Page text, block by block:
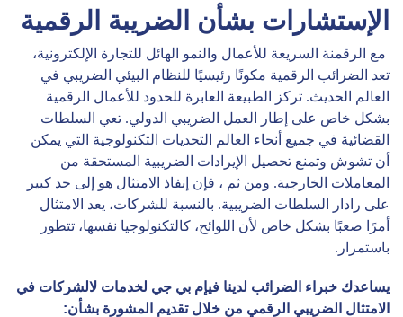
الإستشارات بشأن الضريبة الرقمية
مع الرقمنة السريعة للأعمال والنمو الهائل للتجارة الإلكترونية،
تعد الضرائب الرقمية مكونًا رئيسيًا للنظام البيئي الضريبي في
العالم الحديث. تركز الطبيعة العابرة للحدود للأعمال الرقمية
بشكل خاص على إطار العمل الضريبي الدولي. تعي السلطات
القضائية في جميع أنحاء العالم التحديات التكنولوجية التي يمكن
أن تشوش وتمنع تحصيل الإيرادات الضريبية المستحقة من
المعاملات الخارجية. ومن ثم ، فإن إنفاذ الامتثال هو إلى حد كبير
على رادار السلطات الضريبية. بالنسبة للشركات، يعد الامتثال
أمرًا صعبًا بشكل خاص لأن اللوائح، كالتكنولوجيا نفسها، تتطور
باستمرار.
يساعدك خبراء الضرائب لدينا فيإم بي جي لخدمات لالشركات في
الامتثال الضريبي الرقمي من خلال تقديم المشورة بشأن: